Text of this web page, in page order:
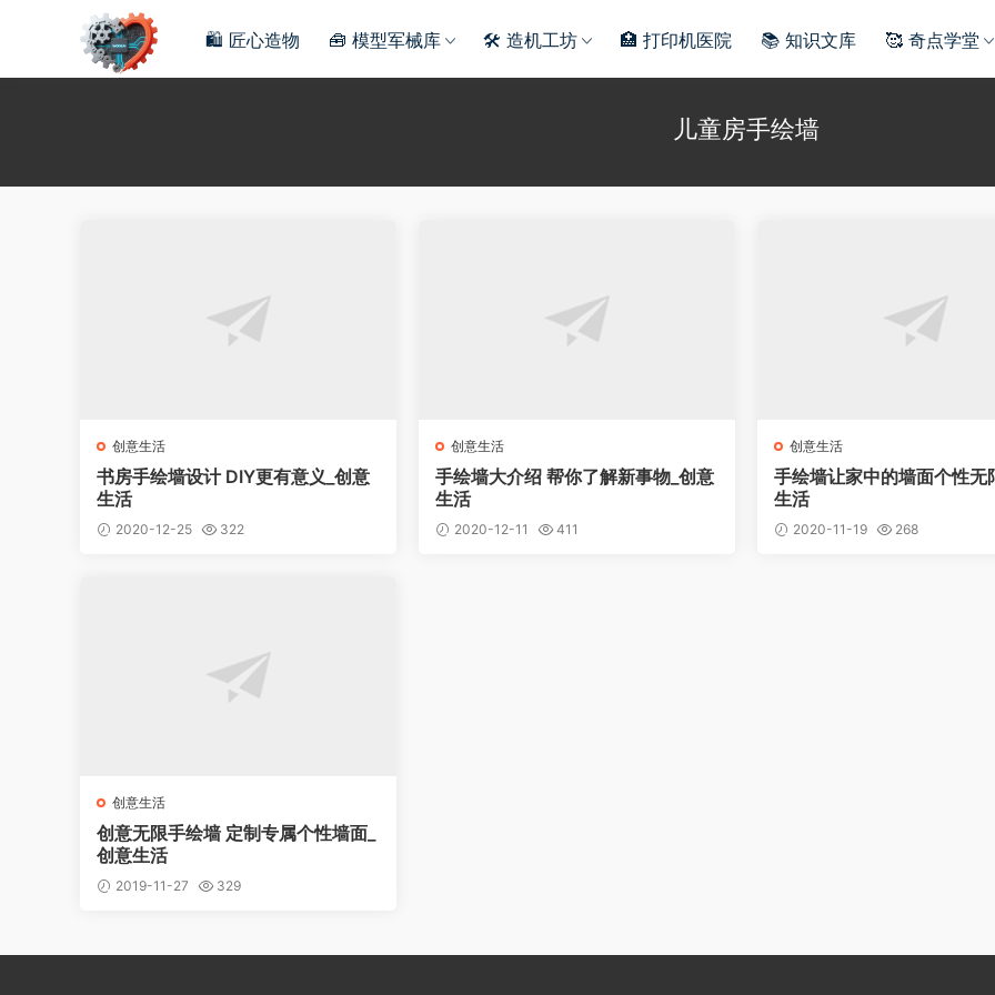
🛍️ 匠心造物 🧰 模型军械库 🛠️ 造机工坊 🏥 打印机医院 📚 知识文库 🥰 奇点学堂
儿童房手绘墙
创意生活
书房手绘墙设计 DIY更有意义_创意
生活
2020-12-25 322
创意生活
手绘墙大介绍 帮你了解新事物_创意
生活
2020-12-11 411
创意生活
手绘墙让家中的墙面个性无
生活
2020-11-19 268
创意生活
创意无限手绘墙 定制专属个性墙面_
创意生活
2019-11-27 329